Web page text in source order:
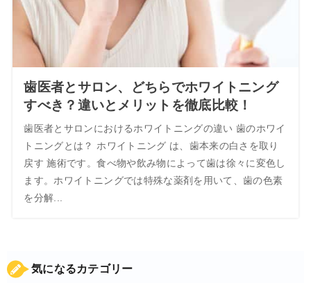
歯医者とサロン、どちらでホワイトニング
すべき？違いとメリットを徹底比較！
歯医者とサロンにおけるホワイトニングの違い 歯のホワイ
トニングとは？ ホワイトニング は、歯本来の白さを取り
戻す 施術です。食べ物や飲み物によって歯は徐々に変色し
ます。ホワイトニングでは特殊な薬剤を用いて、歯の色素
を分解...
気になるカテゴリー